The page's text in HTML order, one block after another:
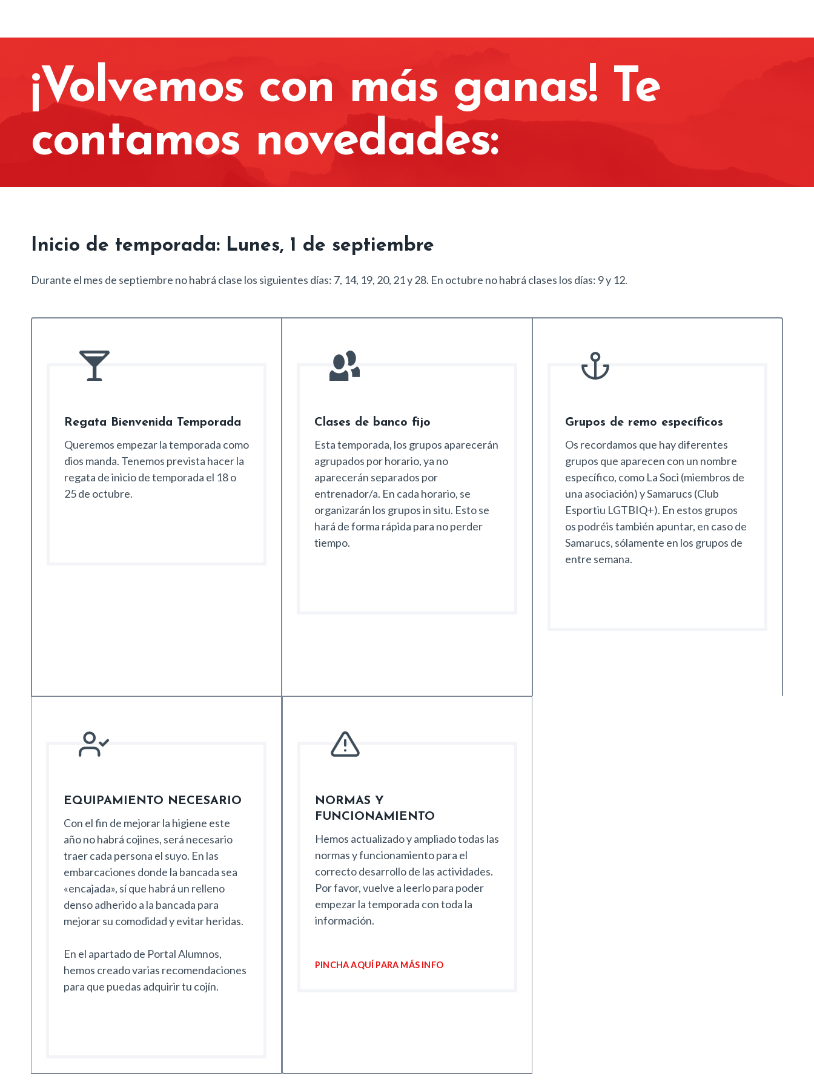
¡Volvemos con más ganas! Te
contamos novedades:
Inicio de temporada: Lunes, 1 de septiembre
Durante el mes de septiembre no habrá clase los siguientes días: 7, 14, 19, 20, 21 y 28. En octubre no habrá clases los días: 9 y 12.
Regata Bienvenida Temporada
Queremos empezar la temporada como
dios manda. Tenemos prevista hacer la
regata de inicio de temporada el 18 o
25 de octubre.
Clases de banco fijo
Esta temporada, los grupos aparecerán
agrupados por horario, ya no
aparecerán separados por
entrenador/a. En cada horario, se
organizarán los grupos in situ. Esto se
hará de forma rápida para no perder
tiempo.
Grupos de remo específicos
Os recordamos que hay diferentes
grupos que aparecen con un nombre
específico, como La Soci (miembros de
una asociación) y Samarucs (Club
Esportiu LGTBIQ+). En estos grupos
os podréis también apuntar, en caso de
Samarucs, sólamente en los grupos de
entre semana.
EQUIPAMIENTO NECESARIO
Con el fin de mejorar la higiene este
año no habrá cojines, será necesario
traer cada persona el suyo. En las
embarcaciones donde la bancada sea
«encajada», sí que habrá un relleno
denso adherido a la bancada para
mejorar su comodidad y evitar heridas.
En el apartado de Portal Alumnos,
hemos creado varias recomendaciones
para que puedas adquirir tu cojín.
NORMAS Y
FUNCIONAMIENTO
Hemos actualizado y ampliado todas las
normas y funcionamiento para el
correcto desarrollo de las actividades.
Por favor, vuelve a leerlo para poder
empezar la temporada con toda la
información.
PINCHA AQUÍ PARA MÁS INFO